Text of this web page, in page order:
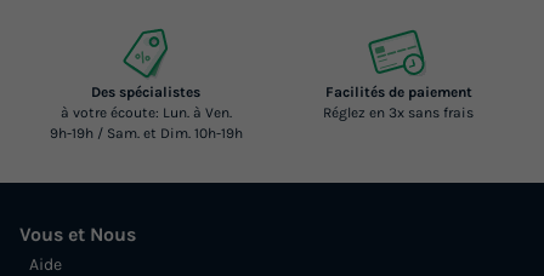
Des spécialistes
à votre écoute: Lun. à Ven.
9h-19h / Sam. et Dim. 10h-19h
Facilités de paiement
Réglez en 3x sans frais
Vous et Nous
Aide